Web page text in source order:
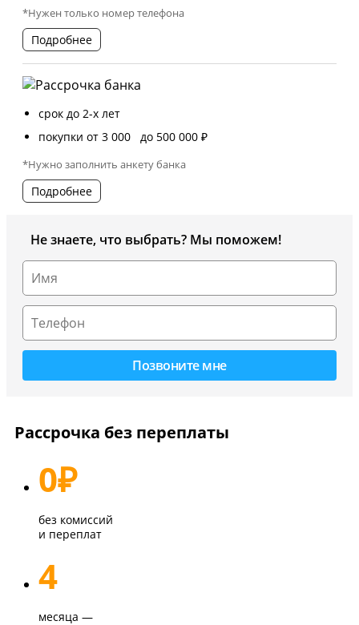
*Нужен только номер телефона
Подробнее
срок до 2-х лет
покупки от 3 000 до 500 000 ₽
*Нужно заполнить анкету банка
Подробнее
Не знаете, что выбрать? Мы поможем!
Рассрочка без переплаты
0₽
без комиссий
и переплат
4
месяца —